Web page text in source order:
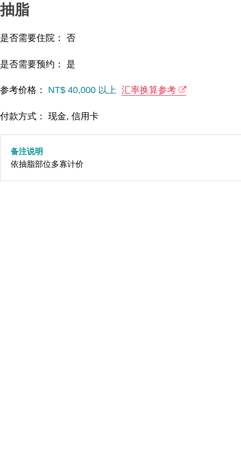
抽脂
是否需要住院： 否
是否需要预约： 是
参考价格： NT$ 40,000 以上 汇率换算参考
付款方式： 现金, 信用卡
备注说明
依抽脂部位多寡计价